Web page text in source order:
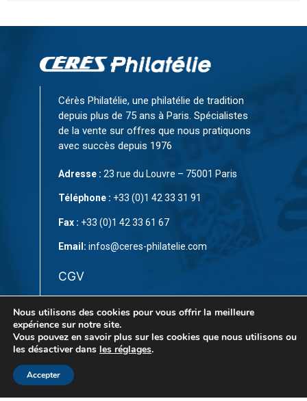
Cérès Philatélie, une philatélie de tradition
depuis plus de 75 ans à Paris. Spécialistes
de la vente sur offres que nous pratiquons
avec succès depuis 1976
Adresse : 23 rue du Louvre – 75001 Paris
Téléphone : +33 (0)1 42 33 31 91
Fax : +33 (0)1 42 33 61 67
Email: infos@ceres-philatelie.com
CGV
Contact
© Copyright 2023 parCÉRÈS Philatélie. Tous droits
Nous utilisons des cookies pour vous offrir la meilleure
expérience sur notre site.
Vous pouvez en savoir plus sur les cookies que nous utilisons ou
les désactiver dans les réglages.
Accepter